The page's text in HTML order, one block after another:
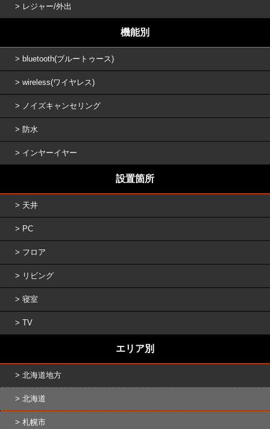
レジャー/外出
機能別
bluetooth(ブルートゥース)
wireless(ワイヤレス)
ノイズキャンセリング
防水
インヤーイヤー
設置箇所
天井
PC
フロア
リビング
寝室
TV
エリア別
北海道地方
北海道
札幌市